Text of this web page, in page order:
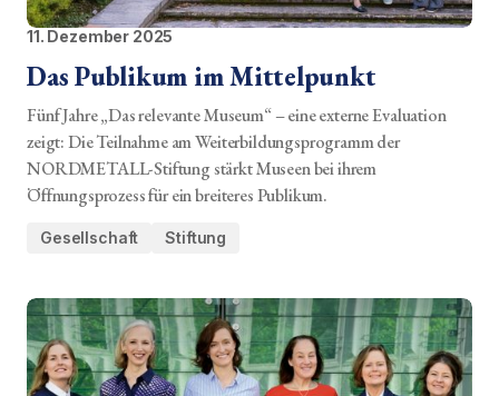
11. Dezember 2025
Das Publikum im Mittelpunkt
Fünf Jahre „Das relevante Museum“ – eine externe Evaluation
zeigt: Die Teilnahme am Weiterbildungsprogramm der
NORDMETALL-Stiftung stärkt Museen bei ihrem
Öffnungsprozess für ein breiteres Publikum.
Gesellschaft Stiftung